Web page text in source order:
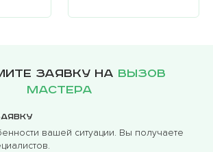
заявку на вызов
мастера
вашей ситуации. Вы получаете